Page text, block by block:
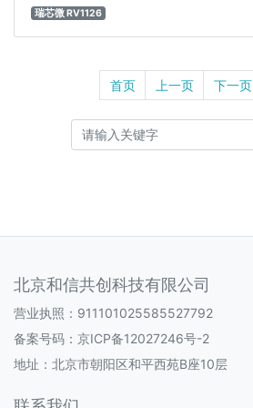
瑞芯微 RV1126
首页 上一页 下一页
北京和信共创科技有限公司
营业执照：911101025585527792
备案号码： 京ICP备12027246号-2
地址：北京市朝阳区和平西苑B座10层